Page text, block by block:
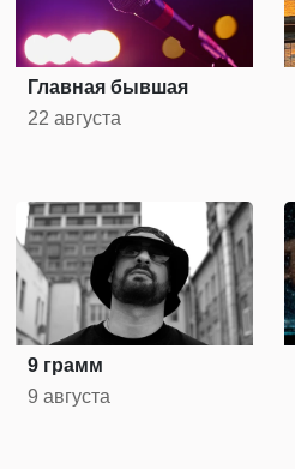
Главная бывшая
22 августа
9 грамм
9 августа